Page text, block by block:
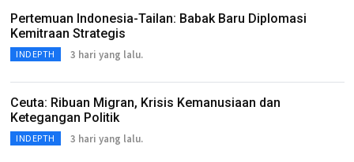
Pertemuan Indonesia-Tailan: Babak Baru Diplomasi
Kemitraan Strategis
INDEPTH 3 hari yang lalu.
Ceuta: Ribuan Migran, Krisis Kemanusiaan dan
Ketegangan Politik
INDEPTH 3 hari yang lalu.